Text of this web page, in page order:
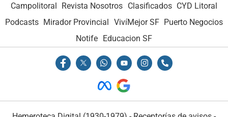
Campolitoral Revista Nosotros Clasificados CYD Litoral
Podcasts Mirador Provincial VivíMejor SF Puerto Negocios
Notife Educacion SF